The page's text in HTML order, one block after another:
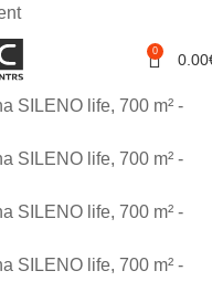
0 0.00